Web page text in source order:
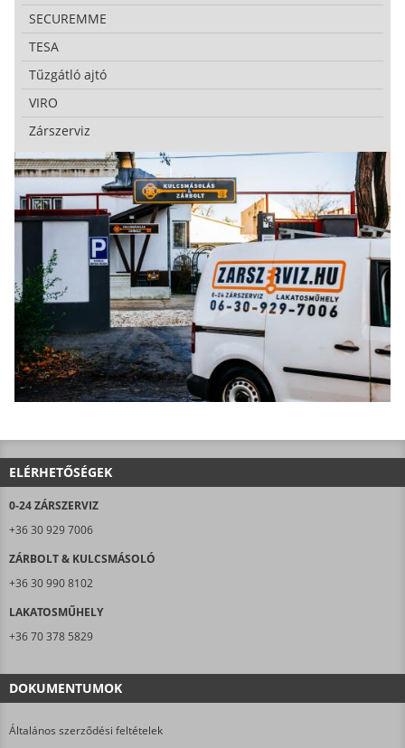
SECUREMME
TESA
Tűzgátló ajtó
VIRO
Zárszerviz
ELÉRHETŐSÉGEK
0-24 ZÁRSZERVIZ
+36 30 929 7006
ZÁRBOLT & KULCSMÁSOLÓ
+36 30 990 8102
LAKATOSMŰHELY
+36 70 378 5829
DOKUMENTUMOK
Általános szerződési feltételek